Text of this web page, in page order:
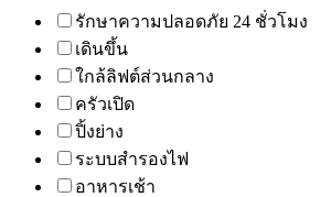
รักษาความปลอดภัย 24 ชั่วโมง
เดินขึ้น
ใกล้ลิฟต์ส่วนกลาง
ครัวเปิด
ปิ้งย่าง
ระบบสำรองไฟ
อาหารเช้า